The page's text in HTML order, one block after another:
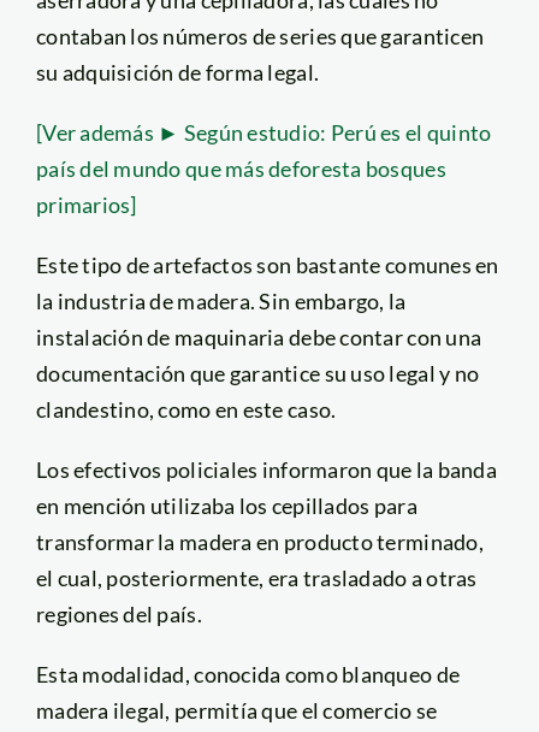
contaban los números de series que garanticen
su adquisición de forma legal.
[Ver además ► Según estudio: Perú es el quinto
país del mundo que más deforesta bosques
primarios]
Este tipo de artefactos son bastante comunes en
la industria de madera. Sin embargo, la
instalación de maquinaria debe contar con una
documentación que garantice su uso legal y no
clandestino, como en este caso.
Los efectivos policiales informaron que la banda
en mención utilizaba los cepillados para
transformar la madera en producto terminado,
el cual, posteriormente, era trasladado a otras
regiones del país.
Esta modalidad, conocida como blanqueo de
madera ilegal, permitía que el comercio se